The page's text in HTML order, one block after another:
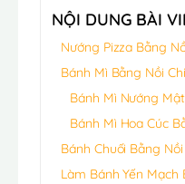
NỘI DUNG BÀI
Nướng Pizza Bằng
Bánh Mì Bằng Nồi
Bánh Mì Nướng
Bánh Mì Hoa Cúc
Bánh Chuối Bằng
Làm Bánh Yến